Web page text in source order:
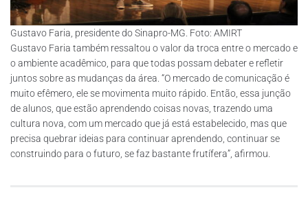
Gustavo Faria, presidente do Sinapro-MG. Foto: AMIRT
Gustavo Faria também ressaltou o valor da troca entre o mercado e
o ambiente acadêmico, para que todas possam debater e refletir
juntos sobre as mudanças da área. “O mercado de comunicação é
muito efêmero, ele se movimenta muito rápido. Então, essa junção
de alunos, que estão aprendendo coisas novas, trazendo uma
cultura nova, com um mercado que já está estabelecido, mas que
precisa quebrar ideias para continuar aprendendo, continuar se
construindo para o futuro, se faz bastante frutífera”, afirmou.